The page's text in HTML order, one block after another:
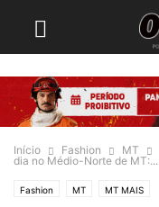
Início Fashion MT
dia no Médio-Norte de MT:...
Fashion MT MT MAIS